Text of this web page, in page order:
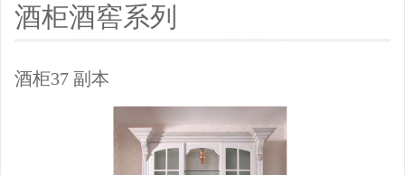
酒柜酒窖系列
酒柜37 副本